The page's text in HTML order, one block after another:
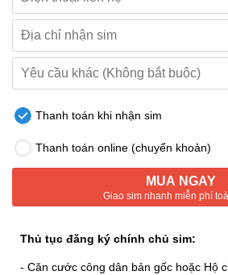
Thanh toán khi nhận sim
Thanh toán online (chuyển khoản)
MUA NGAY
Giao sim nhanh miễn phí
Thủ tục đăng ký chính chủ sim:
- Căn cước công dân bản gốc hoặc Hộ